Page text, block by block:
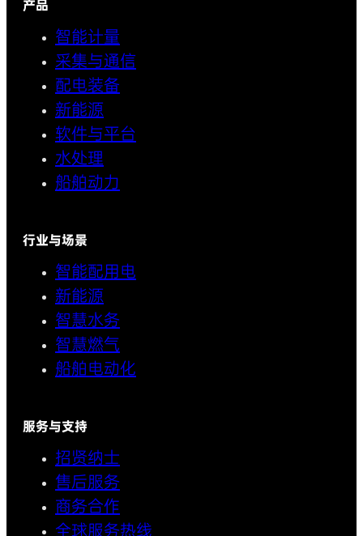
产品
智能计量
采集与通信
配电装备
新能源
软件与平台
水处理
船舶动力
行业与场景
智能配用电
新能源
智慧水务
智慧燃气
船舶电动化
服务与支持
招贤纳士
售后服务
商务合作
全球服务热线